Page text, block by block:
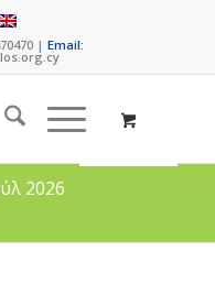
|Email:
2026